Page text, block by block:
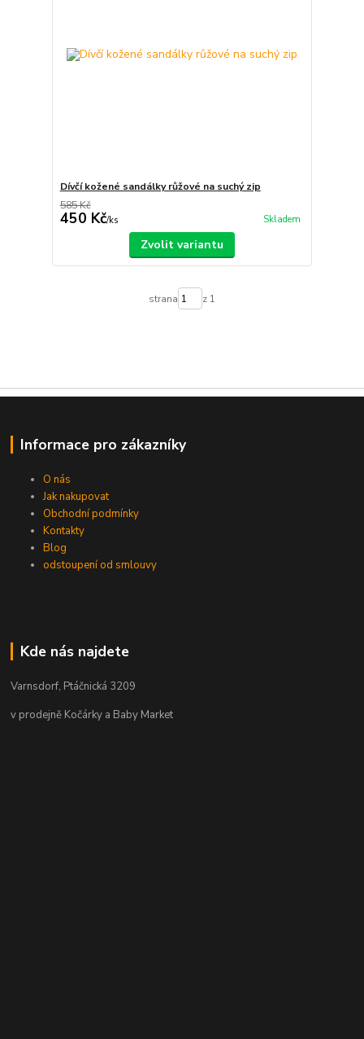
Dívčí kožené sandálky růžové na suchý zip
585 Kč
450 Kč/ks Skladem
Zvolit variantu
strana z 1
Informace pro zákazníky
O nás
Jak nakupovat
Obchodní podmínky
Kontakty
Blog
odstoupení od smlouvy
Kde nás najdete
Varnsdorf, Ptáčnická 3209
v prodejně Kočárky a Baby Market